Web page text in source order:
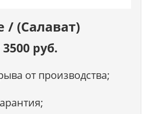
/ (Салават)
руб.
от производства;